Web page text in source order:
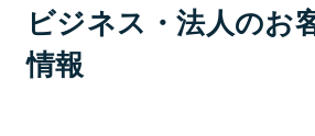
ビジネス・法人のお
情報